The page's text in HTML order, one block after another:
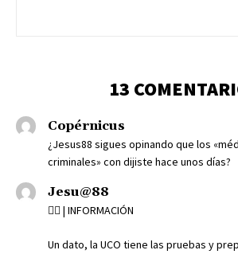
13
Copérnicus
¿Jesus88 sigues opinando que los
criminales» con dijiste hace unos días?
Jesu@88
🕵‍♂️ | INFORMACIÓN
Un dato, la UCO tiene las pruebas y